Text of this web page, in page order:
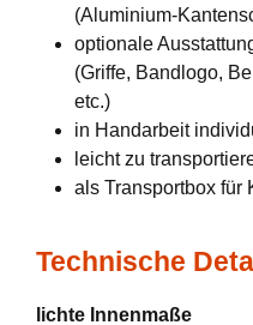
(Aluminium-
optionale
(Griffe, Bandlogo,
etc.)
in Handarbeit
leicht zu
als Transportbox für
Technische
lichte Innenmaße